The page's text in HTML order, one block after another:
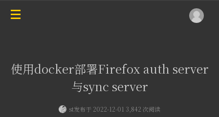
使用docker部署Firefox auth server
与sync server
st发布于 2022-12-01 3,842 次阅读